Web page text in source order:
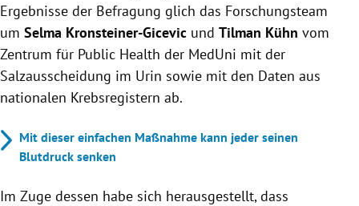
Ergebnisse der Befragung glich das Forschungsteam
um Selma Kronsteiner-Gicevic und Tilman Kühn vom
Zentrum für Public Health der MedUni mit der
Salzausscheidung im Urin sowie mit den Daten aus
nationalen Krebsregistern ab.
Mit dieser einfachen Maßnahme kann jeder seinen
Blutdruck senken
Im Zuge dessen habe sich herausgestellt, dass